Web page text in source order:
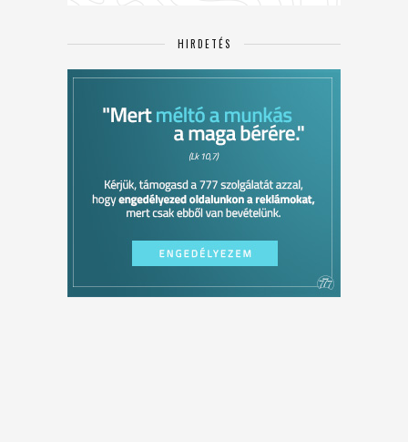
HIRDETÉS